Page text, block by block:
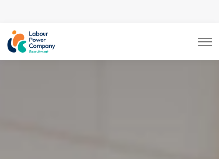
tiktok-developers-site-
verification=LY0DYTZWcaZFcbB5z5CmFJBdmZXOxOdD